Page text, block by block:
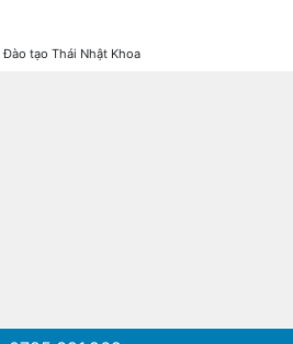
tạo Thái Nhật Khoa